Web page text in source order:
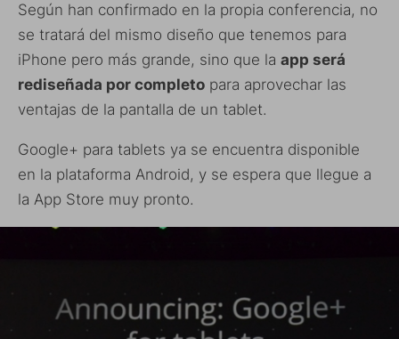
Según han confirmado en la propia conferencia, no
se tratará del mismo diseño que tenemos para
iPhone pero más grande, sino que la app será
rediseñada por completo para aprovechar las
ventajas de la pantalla de un tablet.
Google+ para tablets ya se encuentra disponible
en la plataforma Android, y se espera que llegue a
la App Store muy pronto.